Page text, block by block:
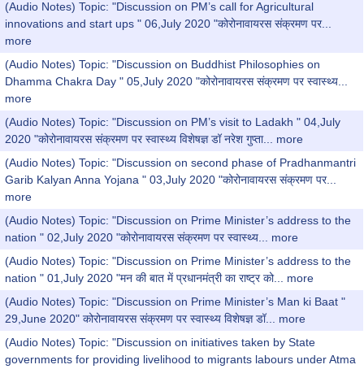
(Audio Notes) Topic: "Discussion on PM’s call for Agricultural
innovations and start ups " 06,July 2020 "कोरोनावायरस संक्रमण पर...
more
(Audio Notes) Topic: "Discussion on Buddhist Philosophies on
Dhamma Chakra Day " 05,July 2020 "कोरोनावायरस संक्रमण पर स्वास्थ्य...
more
(Audio Notes) Topic: "Discussion on PM’s visit to Ladakh " 04,July
2020 "कोरोनावायरस संक्रमण पर स्वास्थ्य विशेषज्ञ डॉ नरेश गुप्ता...
more
(Audio Notes) Topic: "Discussion on second phase of Pradhanmantri
Garib Kalyan Anna Yojana " 03,July 2020 "कोरोनावायरस संक्रमण पर...
more
(Audio Notes) Topic: "Discussion on Prime Minister’s address to the
nation " 02,July 2020 "कोरोनावायरस संक्रमण पर स्वास्थ्य...
more
(Audio Notes) Topic: "Discussion on Prime Minister’s address to the
nation " 01,July 2020 "मन की बात में प्रधानमंत्री का राष्ट्र को...
more
(Audio Notes) Topic: "Discussion on Prime Minister’s Man ki Baat "
29,June 2020" कोरोनावायरस संक्रमण पर स्वास्थ्य विशेषज्ञ डॉ...
more
(Audio Notes) Topic: "Discussion on initiatives taken by State
governments for providing livelihood to migrants labours under Atma